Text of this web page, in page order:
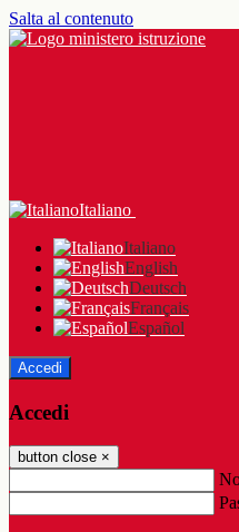
Salta al contenuto
Italiano
Italiano
English
Deutsch
Français
Español
Accedi
Accedi
button close ×